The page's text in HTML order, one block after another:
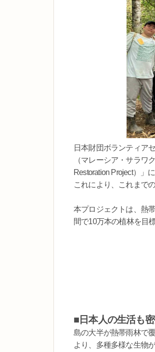
日本財団ボランティア
（マレーシア・サラワ
Restoration Project）」
これにより、これまで
本プロジェクトは、熱
間で10万本の植林を目
■ 日本人の生活も
島の大半が熱帯雨林で
より、多種多様な生物